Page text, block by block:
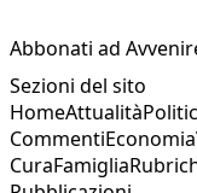
Abbonati ad
Sezioni del sito
HomeAttualità
CommentiEconomia
CuraFamiglia